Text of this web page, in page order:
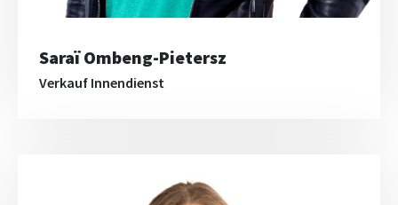
Saraï Ombeng-Pietersz
Verkauf Innendienst